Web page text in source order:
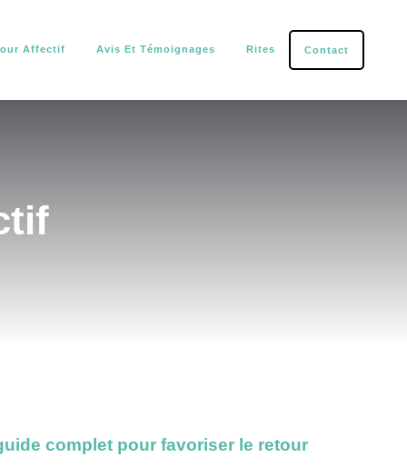
Affectif Avis Et Témoignages Rites Contact
complet pour favoriser le retour